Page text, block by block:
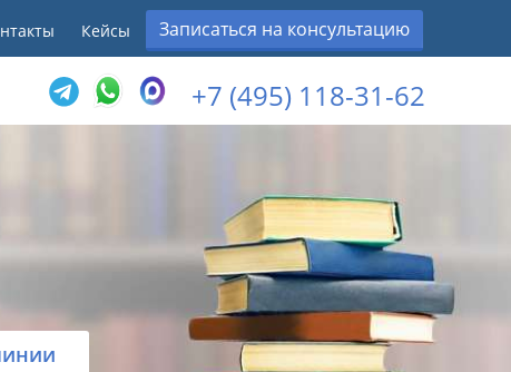
Кейсы Записаться на консультацию
+7 (495) 118-31-62